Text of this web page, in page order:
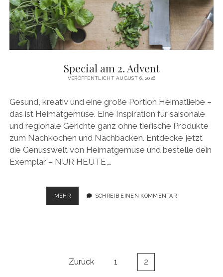
Special am 2. Advent
VERÖFFENTLICHT AUGUST 6, 2026
Gesund, kreativ und eine große Portion Heimatliebe –
das ist Heimatgemüse. Eine Inspiration für saisonale
und regionale Gerichte ganz ohne tierische Produkte
zum Nachkochen und Nachbacken. Entdecke jetzt
die Genusswelt von Heimatgemüse und bestelle dein
Exemplar – NUR HEUTE,…
MEHRSPECIAL
AM
SCHREIB EINEN KOMMENTAR
Beitragsnavigation
Zurück 1 2